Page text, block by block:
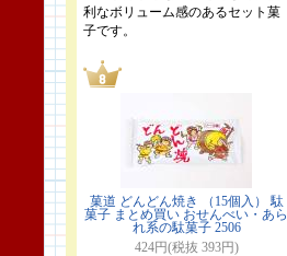
利なボリューム感のあるセット菓
子です。
菓道 どんどん焼き （15個入） 駄
菓子 まとめ買い おせんべい・あら
れ系の駄菓子 2506
424円(税抜 393円)